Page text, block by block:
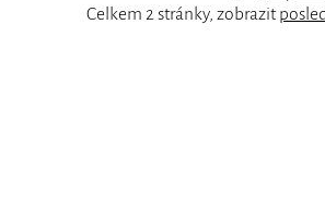
Celkem 2 stránky, zobrazit